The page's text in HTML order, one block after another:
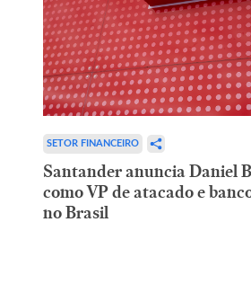
SETOR FINANCEIRO
Santander anuncia Daniel
como VP de atacado e
no Brasil